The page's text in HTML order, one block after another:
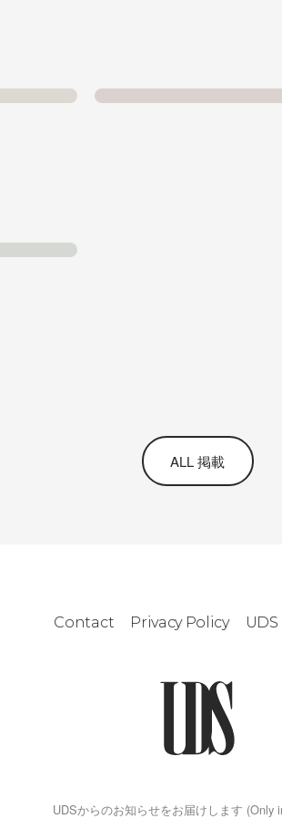
ALL 掲載
Contact Privacy Policy UDS
UDSからのお知らせをお届けします (Only